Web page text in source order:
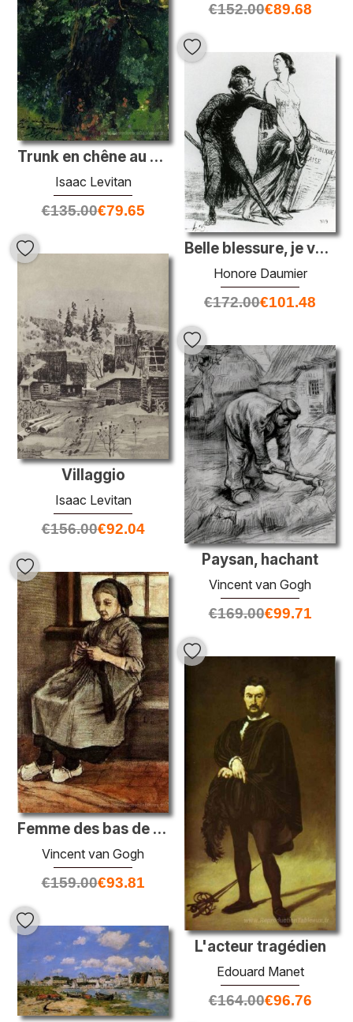
€152.00€89.68
Trunk en chêne au début de l'été
Isaac Levitan
€135.00€79.65
Belle blessure, je veux que tu acceptes mon bras
Honore Daumier
€172.00€101.48
Villaggio
Isaac Levitan
€156.00€92.04
Paysan, hachant
Vincent van Gogh
€169.00€99.71
Femme des bas de réparation
Vincent van Gogh
€159.00€93.81
L'acteur tragédien
Edouard Manet
€164.00€96.76